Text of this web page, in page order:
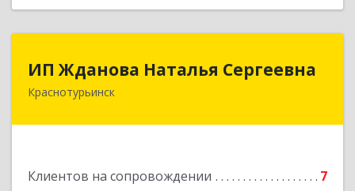
ИП Жданова Наталья Сергеевна
Краснотурьинск
Клиентов на сопровождении 7